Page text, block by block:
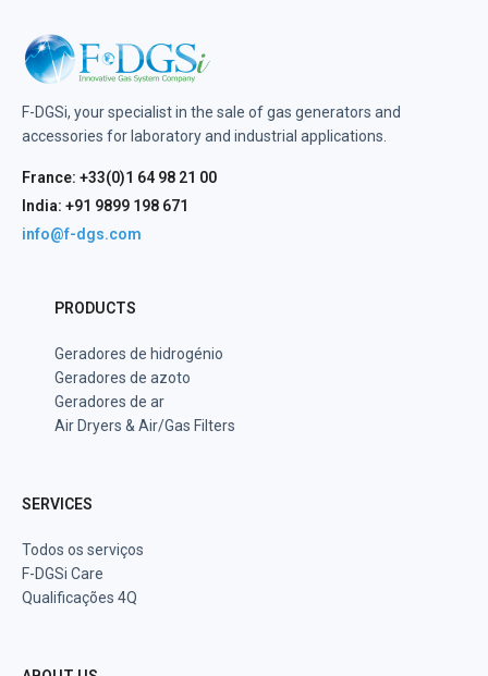
F-DGSi, your specialist in the sale of gas generators and
accessories for laboratory and industrial applications.
France: +33(0)1 64 98 21 00
India: +91 9899 198 671
info@f-dgs.com
PRODUCTS
Geradores de hidrogénio
Geradores de azoto
Geradores de ar
Air Dryers & Air/Gas Filters
SERVICES
Todos os serviços
F-DGSi Care
Qualificações 4Q